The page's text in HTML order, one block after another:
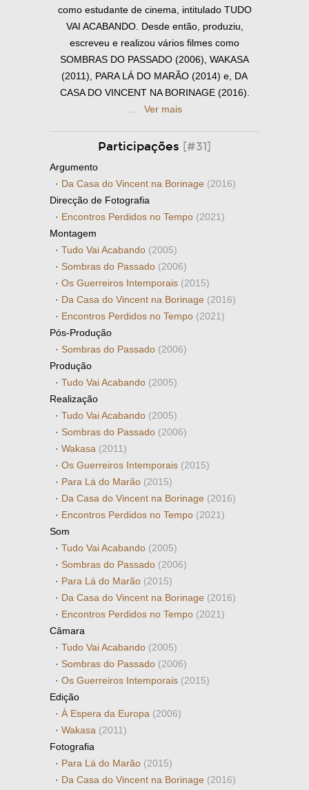
como estudante de cinema, intitulado TUDO
VAI ACABANDO. Desde então, produziu,
escreveu e realizou vários filmes como
SOMBRAS DO PASSADO (2006), WAKASA
(2011), PARA LÁ DO MARÃO (2014) e, DA
CASA DO VINCENT NA BORINAGE (2016).
...
Ver mais
Participações [#31]
Argumento
· Da Casa do Vincent na Borinage (2016)
Direcção de Fotografia
· Encontros Perdidos no Tempo (2021)
Montagem
· Tudo Vai Acabando (2005)
· Sombras do Passado (2006)
· Os Guerreiros Intemporais (2015)
· Da Casa do Vincent na Borinage (2016)
· Encontros Perdidos no Tempo (2021)
Pós-Produção
· Sombras do Passado (2006)
Produção
· Tudo Vai Acabando (2005)
Realização
· Tudo Vai Acabando (2005)
· Sombras do Passado (2006)
· Wakasa (2011)
· Os Guerreiros Intemporais (2015)
· Para Lá do Marão (2015)
· Da Casa do Vincent na Borinage (2016)
· Encontros Perdidos no Tempo (2021)
Som
· Tudo Vai Acabando (2005)
· Sombras do Passado (2006)
· Para Lá do Marão (2015)
· Da Casa do Vincent na Borinage (2016)
· Encontros Perdidos no Tempo (2021)
Câmara
· Tudo Vai Acabando (2005)
· Sombras do Passado (2006)
· Os Guerreiros Intemporais (2015)
Edição
· À Espera da Europa (2006)
· Wakasa (2011)
Fotografia
· Para Lá do Marão (2015)
· Da Casa do Vincent na Borinage (2016)